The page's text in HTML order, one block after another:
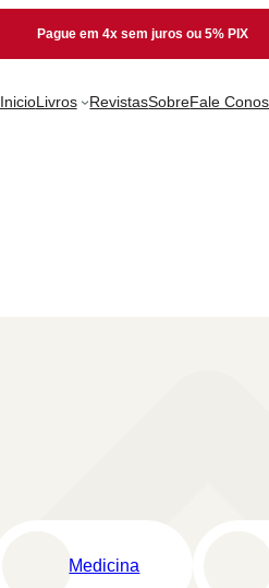
Pague em 4x sem juros ou 5% PIX
InicioLivros RevistasSobreFale
Medicina